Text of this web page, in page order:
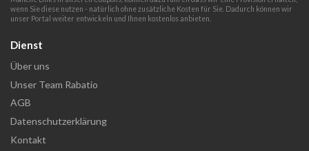
wenn Sie diese nutzen - natürlich ohne zusätzliche Kosten für Sie. Dadurch können wir
unser Portal weiter entwickeln und Ihnen kostenlos anbieten.
Dienst
Über uns
Unser Team Rabatio
AGB
Datenschutzerklärung
Kontakt